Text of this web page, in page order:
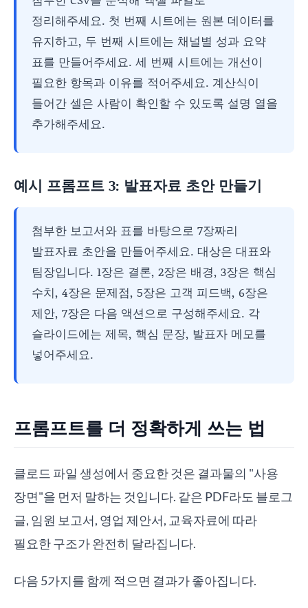
정리해주세요. 첫 번째 시트에는 원본 데이터를
유지하고, 두 번째 시트에는 채널별 성과 요약
표를 만들어주세요. 세 번째 시트에는 개선이
필요한 항목과 이유를 적어주세요. 계산식이
들어간 셀은 사람이 확인할 수 있도록 설명 열을
추가해주세요.
예시 프롬프트 3: 발표자료 초안 만들기
첨부한 보고서와 표를 바탕으로 7장짜리
발표자료 초안을 만들어주세요. 대상은 대표와
팀장입니다. 1장은 결론, 2장은 배경, 3장은 핵심
수치, 4장은 문제점, 5장은 고객 피드백, 6장은
제안, 7장은 다음 액션으로 구성해주세요. 각
슬라이드에는 제목, 핵심 문장, 발표자 메모를
넣어주세요.
프롬프트를 더 정확하게 쓰는 법
클로드 파일 생성에서 중요한 것은 결과물의 "사용
장면"을 먼저 말하는 것입니다. 같은 PDF라도 블로그
글, 임원 보고서, 영업 제안서, 교육자료에 따라
필요한 구조가 완전히 달라집니다.
다음 5가지를 함께 적으면 결과가 좋아집니다.